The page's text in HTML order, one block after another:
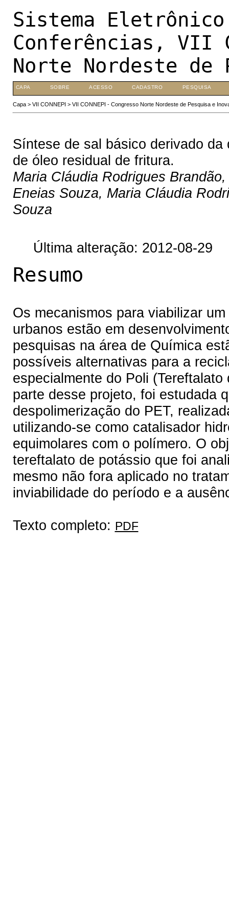
Sistema
Conferências, VII
Norte Nordeste de
CAPA SOBRE ACESSO CADASTRO PESQUISA
Capa> VII CONNEPI > VII CONNEPI - Congresso Norte Nordeste de Pesquisa e
Síntese de sal básico derivado
de óleo residual de fritura.
Maria Cláudia Rodrigues
Eneias Souza, Maria Cláudia
Souza
Última alteração: 2012-08-29
Resumo
Os mecanismos para viabilizar
urbanos estão em
pesquisas na área de Química
possíveis alternativas para a
especialmente do Poli
parte desse projeto, foi estudada
despolimerização do PET,
utilizando-se como catalisador
equimolares com o polímero. O
tereftalato de potássio que foi
mesmo não fora aplicado no
inviabilidade do período e a
Texto completo: PDF